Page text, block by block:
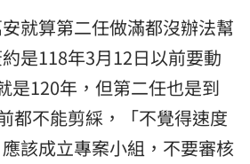
就算第二任做滿都沒辦法幫
是118年3月12日以前要動
是120年，但第二任也是到
都不能剪綵，「不覺得速度
該成立專案小組，不要審核